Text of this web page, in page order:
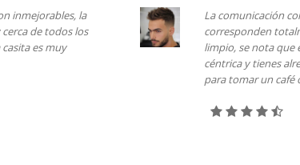
La comunicación con la propietaria de la casa es muy eficaz,
corresponden totalmente con las estancias. Está todo muy
limpio, se nota que está recién rehabilitado. Lo mejor es la
céntrica y tienes alrededor muchos lugares para disfrutar de